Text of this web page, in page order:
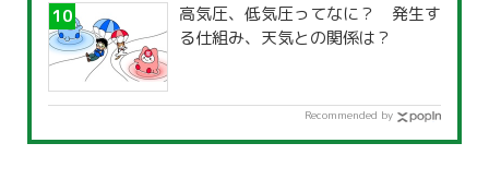
高気圧、低気圧ってなに？ 発生す
る仕組み、天気との関係は？
Recommended by